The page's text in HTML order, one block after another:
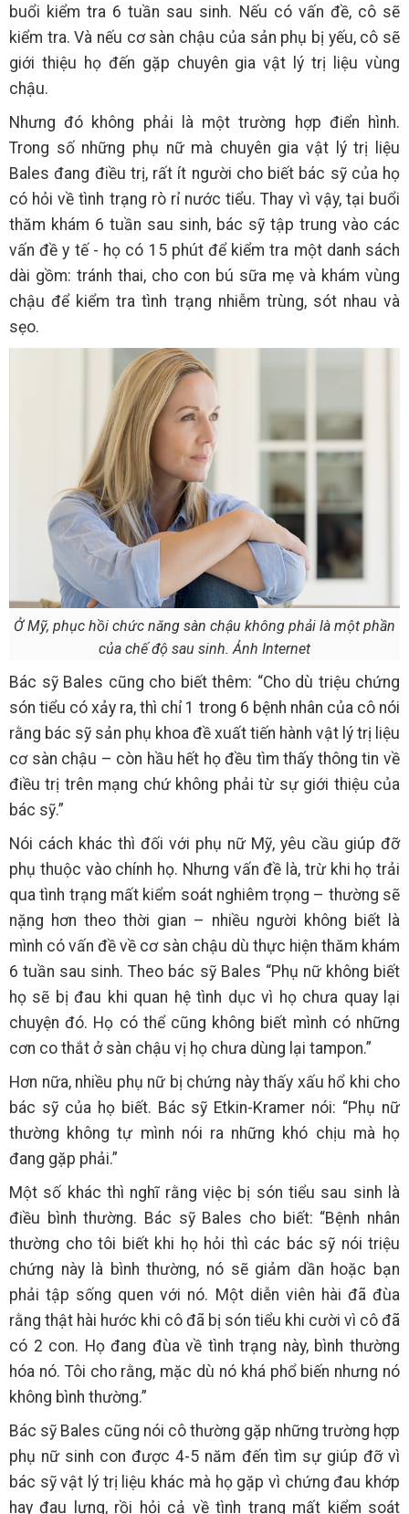
buổi kiểm tra 6 tuần sau sinh. Nếu có vấn đề, cô sẽ
kiểm tra. Và nếu cơ sàn chậu của sản phụ bị yếu, cô sẽ
giới thiệu họ đến gặp chuyên gia vật lý trị liệu vùng
chậu.
Nhưng đó không phải là một trường hợp điển hình.
Trong số những phụ nữ mà chuyên gia vật lý trị liệu
Bales đang điều trị, rất ít người cho biết bác sỹ của họ
có hỏi về tình trạng rò rỉ nước tiểu. Thay vì vậy, tại buổi
thăm khám 6 tuần sau sinh, bác sỹ tập trung vào các
vấn đề y tế - họ có 15 phút để kiểm tra một danh sách
dài gồm: tránh thai, cho con bú sữa mẹ và khám vùng
chậu để kiểm tra tình trạng nhiễm trùng, sót nhau và
sẹo.
Ở Mỹ, phục hồi chức năng sàn chậu không phải là một phần
của chế độ sau sinh. Ảnh Internet
Bác sỹ Bales cũng cho biết thêm: “Cho dù triệu chứng
són tiểu có xảy ra, thì chỉ 1 trong 6 bệnh nhân của cô nói
rằng bác sỹ sản phụ khoa đề xuất tiến hành vật lý trị liệu
cơ sàn chậu – còn hầu hết họ đều tìm thấy thông tin về
điều trị trên mạng chứ không phải từ sự giới thiệu của
bác sỹ.”
Nói cách khác thì đối với phụ nữ Mỹ, yêu cầu giúp đỡ
phụ thuộc vào chính họ. Nhưng vấn đề là, trừ khi họ trải
qua tình trạng mất kiểm soát nghiêm trọng – thường sẽ
nặng hơn theo thời gian – nhiều người không biết là
mình có vấn đề về cơ sàn chậu dù thực hiện thăm khám
6 tuần sau sinh. Theo bác sỹ Bales “Phụ nữ không biết
họ sẽ bị đau khi quan hệ tình dục vì họ chưa quay lại
chuyện đó. Họ có thể cũng không biết mình có những
cơn co thắt ở sàn chậu vị họ chưa dùng lại tampon.”
Hơn nữa, nhiều phụ nữ bị chứng này thấy xấu hổ khi cho
bác sỹ của họ biết. Bác sỹ Etkin-Kramer nói: “Phụ nữ
thường không tự mình nói ra những khó chịu mà họ
đang gặp phải.”
Một số khác thì nghĩ rằng việc bị són tiểu sau sinh là
điều bình thường. Bác sỹ Bales cho biết: “Bệnh nhân
thường cho tôi biết khi họ hỏi thì các bác sỹ nói triệu
chứng này là bình thường, nó sẽ giảm dần hoặc bạn
phải tập sống quen với nó. Một diễn viên hài đã đùa
rằng thật hài hước khi cô đã bị són tiểu khi cười vì cô đã
có 2 con. Họ đang đùa về tình trạng này, bình thường
hóa nó. Tôi cho rằng, mặc dù nó khá phổ biến nhưng nó
không bình thường.”
Bác sỹ Bales cũng nói cô thường gặp những trường hợp
phụ nữ sinh con được 4-5 năm đến tìm sự giúp đỡ vì
bác sỹ vật lý trị liệu khác mà họ gặp vì chứng đau khớp
hay đau lưng, rồi hỏi cả về tình trạng mất kiểm soát